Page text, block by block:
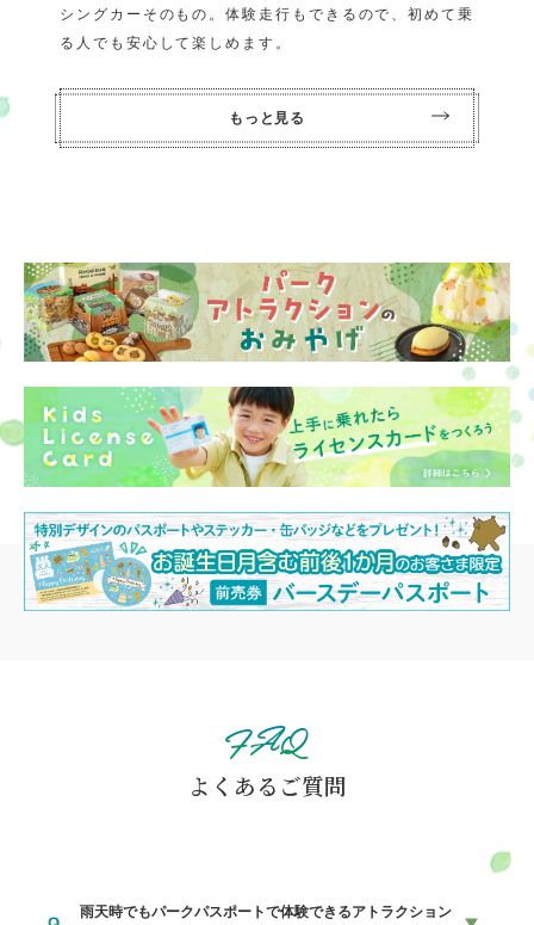
シングカーそのもの。体験走行もできるので、初めて乗
る人でも安心して楽しめます。
もっと見る
FAQ
よくあるご質問
雨天時でもパークパスポートで体験できるアトラクション